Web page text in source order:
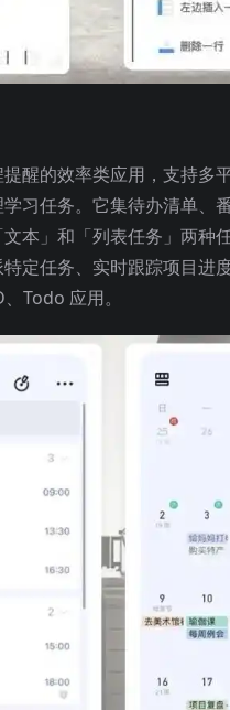
醒的效率类应用，支持多
习任务。它集待办清单、
本」和「列表任务」两种
定任务、实时跟踪项目进
Todo 应用。